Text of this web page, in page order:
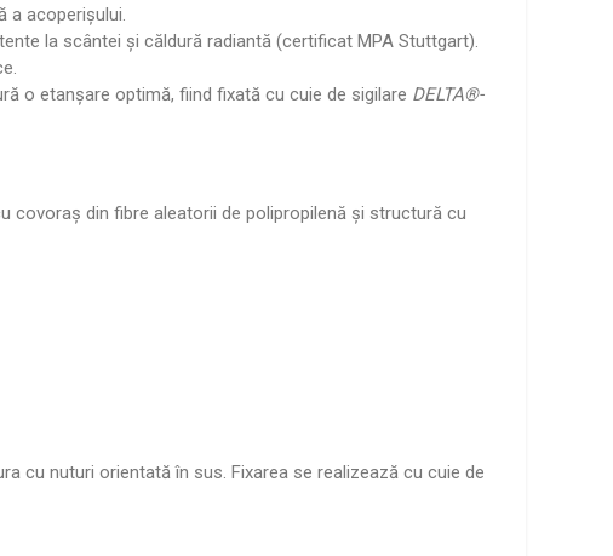
a acoperișului.
la scântei și căldură radiantă (certificat MPA Stuttgart).
o etanșare optimă, fiind fixată cu cuie de sigilare DELTA®-
covoraș din fibre aleatorii de polipropilenă și structură cu
cu nuturi orientată în sus. Fixarea se realizează cu cuie de